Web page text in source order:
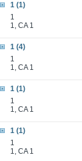
1 (1)
1
1, CA 1
1 (4)
1
1, CA 1
1 (1)
1
1, CA 1
1 (1)
1
1, CA 1